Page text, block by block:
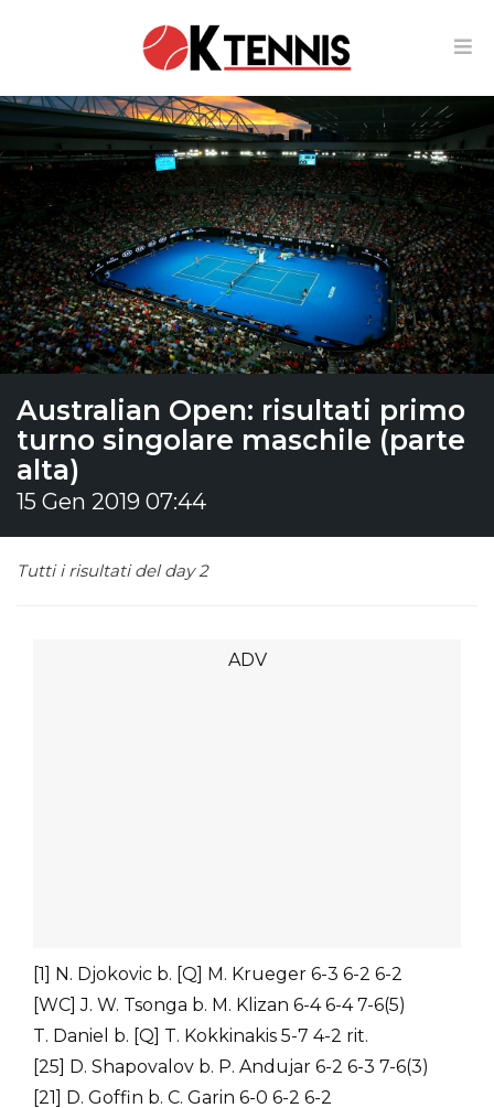
Australian Open: risultati primo
turno singolare maschile (parte
alta)
15 Gen 2019 07:44
Tutti i risultati del day 2
[1] N. Djokovic b. [Q] M. Krueger 6-3 6-2 6-2
[WC] J. W. Tsonga b. M. Klizan 6-4 6-4 7-6(5)
T. Daniel b. [Q] T. Kokkinakis 5-7 4-2 rit.
[25] D. Shapovalov b. P. Andujar 6-2 6-3 7-6(3)
[21] D. Goffin b. C. Garin 6-0 6-2 6-2